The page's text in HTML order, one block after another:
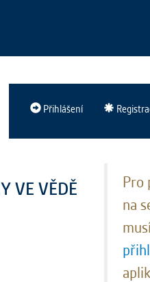
Přihlášení
VE VĚDĚ
Pro
na